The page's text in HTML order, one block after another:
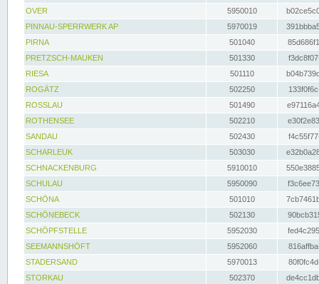
OVER
5950010
PINNAU-SPERRWERK AP
5970019
PIRNA
501040
PRETZSCH-MAUKEN
501330
RIESA
501110
ROGÄTZ
502250
ROSSLAU
501490
ROTHENSEE
502210
SANDAU
502430
SCHARLEUK
503030
SCHNACKENBURG
5910010
SCHULAU
5950090
SCHÖNA
501010
SCHÖNEBECK
502130
SCHÖPFSTELLE
5952030
SEEMANNSHÖFT
5952060
STADERSAND
5970013
STORKAU
502370